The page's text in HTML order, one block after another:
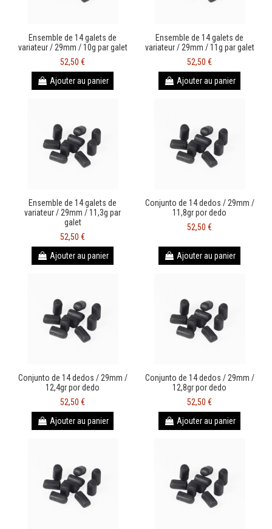
Ensemble de 14 galets de
variateur / 29mm / 10g par galet
52,50 €
Ajouter au panier
Ensemble de 14 galets de
variateur / 29mm / 11g par galet
52,50 €
Ajouter au panier
Ensemble de 14 galets de
variateur / 29mm / 11,3g par
galet
52,50 €
Ajouter au panier
Conjunto de 14 dedos / 29mm /
11,8gr por dedo
52,50 €
Ajouter au panier
Conjunto de 14 dedos / 29mm /
12,4gr por dedo
52,50 €
Ajouter au panier
Conjunto de 14 dedos / 29mm /
12,8gr por dedo
52,50 €
Ajouter au panier